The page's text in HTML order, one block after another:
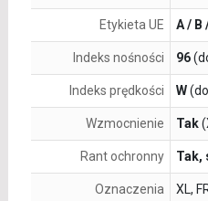
Etykieta UE A / B
Indeks nośności 96
Indeks prędkości W
Wzmocnienie Tak
Rant ochronny Tak,
Oznaczenia XL,